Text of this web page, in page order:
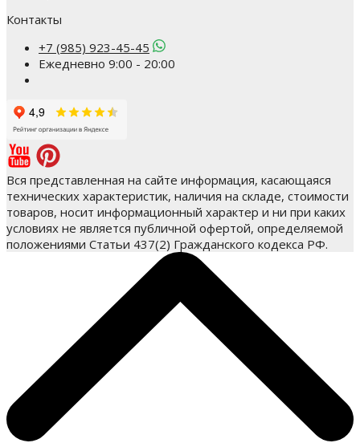
Контакты
+7 (985) 923-45-45
Ежедневно 9:00 - 20:00
Вся представленная на сайте информация, касающаяся
технических характеристик, наличия на складе, стоимости
товаров, носит информационный характер и ни при каких
условиях не является публичной офертой, определяемой
положениями Статьи 437(2) Гражданского кодекса РФ.